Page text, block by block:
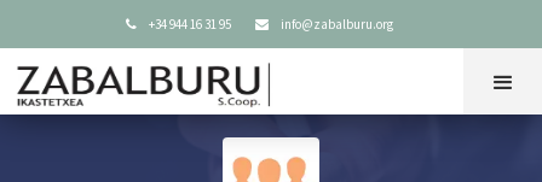
 +34 944 16 31 95  info@zabalburu.org